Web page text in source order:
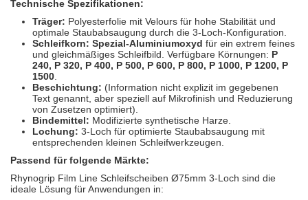
Technische Spezifikationen:
Träger: Polyesterfolie mit Velours für hohe Stabilität und
optimale Staubabsaugung durch die 3-Loch-Konfiguration.
Schleifkorn: Spezial-Aluminiumoxyd für ein extrem feines
und gleichmäßiges Schleifbild. Verfügbare Körnungen: P
240, P 320, P 400, P 500, P 600, P 800, P 1000, P 1200, P
1500
Beschichtung: (Information nicht explizit im gegebenen
Text genannt, aber speziell auf Mikrofinish und Reduzierung
von Zusetzen optimiert).
Bindemittel: Modifizierte synthetische Harze.
Lochung: 3-Loch für optimierte Staubabsaugung mit
entsprechenden kleinen Schleifwerkzeugen.
Passend für folgende Märkte:
Rhynogrip Film Line Schleifscheiben Ø75mm 3-Loch sind die
ideale Lösung für Anwendungen in: